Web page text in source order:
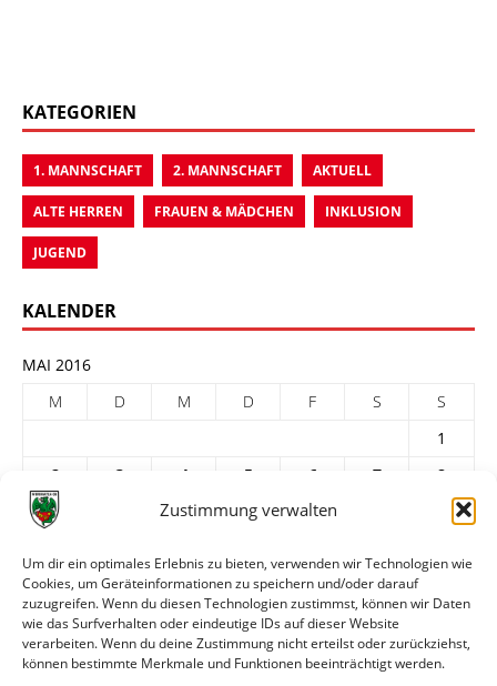
Zustimmung verwalten
Um dir ein optimales Erlebnis zu bieten, verwenden wir Technologien wie
Cookies, um Geräteinformationen zu speichern und/oder darauf
zuzugreifen. Wenn du diesen Technologien zustimmst, können wir Daten
wie das Surfverhalten oder eindeutige IDs auf dieser Website
verarbeiten. Wenn du deine Zustimmung nicht erteilst oder zurückziehst,
können bestimmte Merkmale und Funktionen beeinträchtigt werden.
KATEGORIEN
1. MANNSCHAFT 2. MANNSCHAFT AKTUELL
ALTE HERREN FRAUEN & MÄDCHEN INKLUSION
JUGEND
KALENDER
MAI 2016
M
D M D F S
S
1
2
3 4 5 6 7
8
9
11 12 13
23
24 25 26 27 28
30
31
« Apr.
Juni »